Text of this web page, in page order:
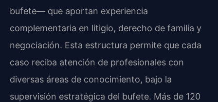
bufete— que aportan experiencia
complementaria en litigio, derecho de familia y
negociación. Esta estructura permite que cada
caso reciba atención de profesionales con
diversas áreas de conocimiento, bajo la
supervisión estratégica del bufete. Más de 120